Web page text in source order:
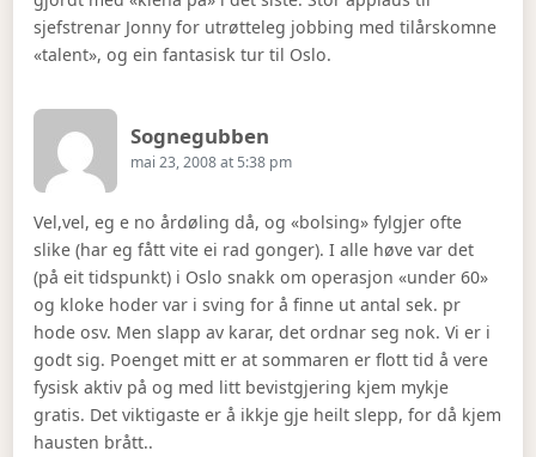
sjefstrenar Jonny for utrøtteleg jobbing med tilårskomne
«talent», og ein fantasisk tur til Oslo.
Sognegubben
mai 23, 2008 at 5:38 pm
Vel,vel, eg e no årdøling då, og «bolsing» fylgjer ofte
slike (har eg fått vite ei rad gonger). I alle høve var det
(på eit tidspunkt) i Oslo snakk om operasjon «under 60»
og kloke hoder var i sving for å finne ut antal sek. pr
hode osv. Men slapp av karar, det ordnar seg nok. Vi er i
godt sig. Poenget mitt er at sommaren er flott tid å vere
fysisk aktiv på og med litt bevistgjering kjem mykje
gratis. Det viktigaste er å ikkje gje heilt slepp, for då kjem
hausten brått..